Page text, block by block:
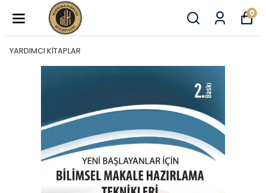
0
YARDIMCI KİTAPLAR